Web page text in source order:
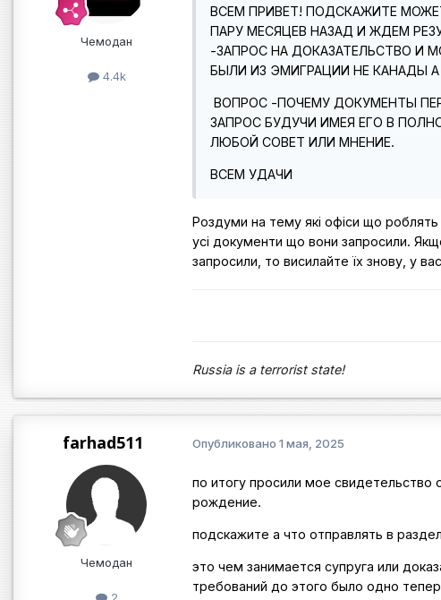
Чемодан
4.4k
ВСЕМ ПРИВЕТ! ПОДСКАЖИТЕ
ПАРУ МЕСЯЦЕВ НАЗАД И ЖДЕМ
-ЗАПРОС НА ДОКАЗАТЕЛЬСТВО И
БЫЛИ ИЗ ЭМИГРАЦИИ НЕ КАНАДЫ
ВОПРОС -ПОЧЕМУ ДОКУМЕНТЫ
ЗАПРОС БУДУЧИ ИМЕЯ ЕГО В
ЛЮБОЙ СОВЕТ ИЛИ МНЕНИЕ.
ВСЕМ УДАЧИ
Роздуми на тему які офіси що роблять
усі документи що вони запросили.
запросили, то висилайте їх знову, у
Russia is a terrorist state!
farhad511
Чемодан
Опубликовано 1 мая, 2025
по итогу просили мое
рождение.
подскажите а что отправлять в
это чем занимается супруга или
требований до этого было одно